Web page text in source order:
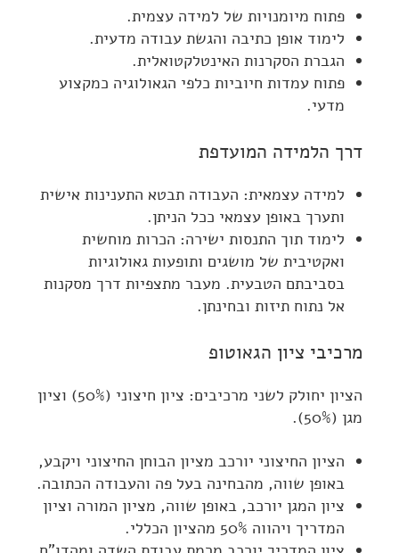
פתוח מיומנויות של למידה עצמית.
לימוד אופן כתיבה והגשת עבודה מדעית.
הגברת הסקרנות האינטלקטואלית.
פתוח עמדות חיוביות כלפי הגאולוגיה כמקצוע
מדעי.
דרך הלמידה המועדפת
למידה עצמאית: העבודה תבטא התענינות אישית
ותערך באופן עצמאי ככל הניתן.
לימוד תוך התנסות ישירה: הכרות מוחשית
ואקטיבית של מושגים ותופעות גאולוגיות
בסביבתם הטבעית. מעבר מתצפיות דרך מסקנות
אל נתוח תיזות ובחינתן.
מרכיבי ציון הגאוטופ
הציון יחולק לשני מרכיבים: ציון חיצוני (50%) וציון
מגן (50%).
הציון החיצוני יורכב מציון הבוחן החיצוני ויקבע,
באופן שווה, מהבחינה בעל פה והעבודה הכתובה.
ציון המגן יורכב, באופן שווה, מציון המורה וציון
המדריך ויהווה 50% מהציון הכללי.